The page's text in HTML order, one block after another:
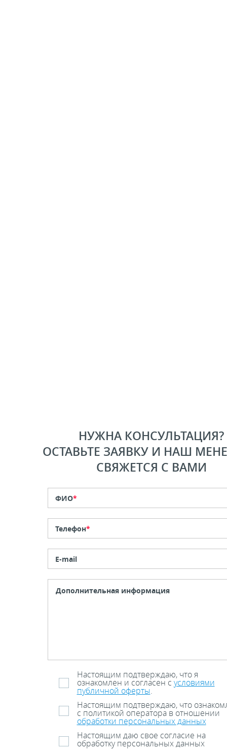
НУЖНА КОНСУЛЬТАЦИЯ?
ОСТАВЬТЕ ЗАЯВКУ И НАШ
СВЯЖЕТСЯ С ВАМИ
ФИО*
Телефон*
E-mail
Настоящим подтверждаю, что я
ознакомлен и согласен с условиями
публичной оферты.
Настоящим подтверждаю, что
с политикой оператора в отношении
обработки персональных данных
Настоящим даю свое согласие на
обработку персональных данных